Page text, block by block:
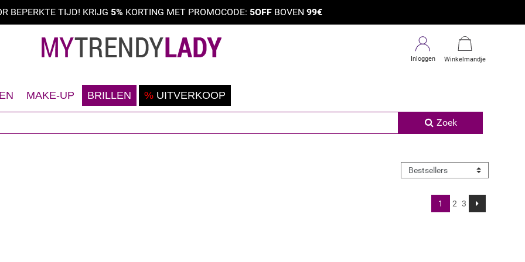
BEPERKTE TIJD! KRIJG 5%KORTING MET PROMOCODE: 5OFFBOVEN 99€
Inloggen Winkelmandje
MAKE-UP
Teint
Ogen
BRILLEN
Zonenebrillen
Correctiebrillen
% UITVERKOOP
Zoek
1 2 3